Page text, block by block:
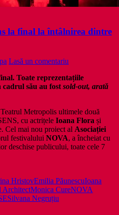
la final la întâlnirea dintre
Lasă un comentariu
Toate reprezentațiile
cadrul său au fost sold-out, arată
Metropolis ultimele două
cu actrițele Ioana Flora și
Cel mai nou proiect al Asociației
festivalului NOVA, a încheiat cu
deschise publicului, toate cele 7
HristovEmilia PăunescuIoana
ArchitectMonica CureNOVA
Silvana Negruțiu